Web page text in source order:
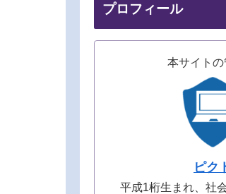
プロフィール
本サイトの
ピク
平成1桁生まれ、社